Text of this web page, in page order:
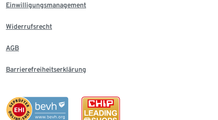
Einwilligungsmanagement
Widerrufsrecht
AGB
Barrierefreiheitserklärung